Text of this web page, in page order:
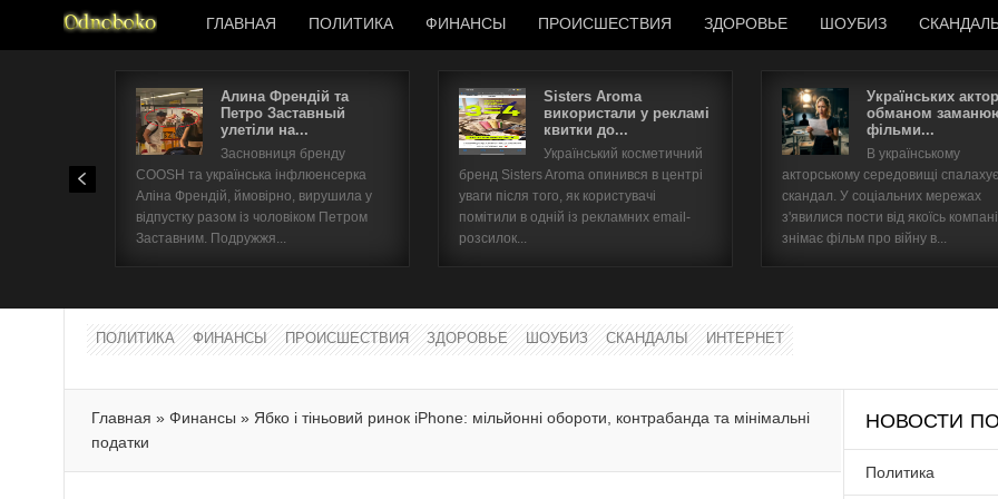
ГЛАВНАЯ ПОЛИТИКА ФИНАНСЫ ПРОИСШЕСТВИЯ ЗДОРОВЬЕ ШОУБИЗ
Алина Френдій та
Петро Заставный
улетіли на...
Засновниця бренду
COOSH та українська інфлюенсерка
Аліна Френдій, ймовірно, вирушила у
відпустку разом із чоловіком Петром
Заставним. Подружжя...
Sisters Aroma
використали у рекламі
квитки до...
Український косметичний
бренд Sisters Aroma опинився в центрі
уваги після того, як користувачі
помітили в одній із рекламних email-
розсилок...
Українських
обманом
фільми...
В українському
акторському середовищі спалахує
скандал. У соціальних мережах
з'явилися пости від якоїсь
знімає фільм про війну в...
ПОЛИТИКА ФИНАНСЫ ПРОИСШЕСТВИЯ ЗДОРОВЬЕ ШОУБИЗ СКАНДАЛЫ ИНТЕРНЕТ
Главная » Финансы » Ябко і тіньовий ринок iPhone: мільйонні обороти, контрабанда та мінімальні
податки
НОВОСТИ
Политика
Имя пользователя
Забыли имя пользователя?